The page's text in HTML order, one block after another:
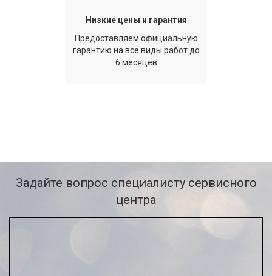
Низкие цены и гарантия
Предоставляем официальную
гарантию на все виды работ до
6 месяцев
Задайте вопрос специалисту сервисного
центра